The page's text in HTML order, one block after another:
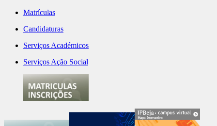
Matrículas
Candidaturas
Serviços Académicos
Serviços Ação Social